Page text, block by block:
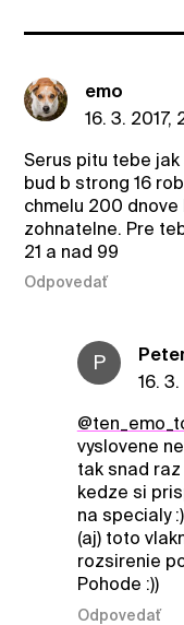
emo
16. 3. 2017,
Serus pitu tebe
bud b strong 16
chmelu 200 dnove
zohnatelne. Pre
21 a nad 99
Odpovedať
P
16. 3.
vyslovene
tak snad
kedze si
na specialy
(aj) toto
rozsirenie
Pohode :))
Odpovedať